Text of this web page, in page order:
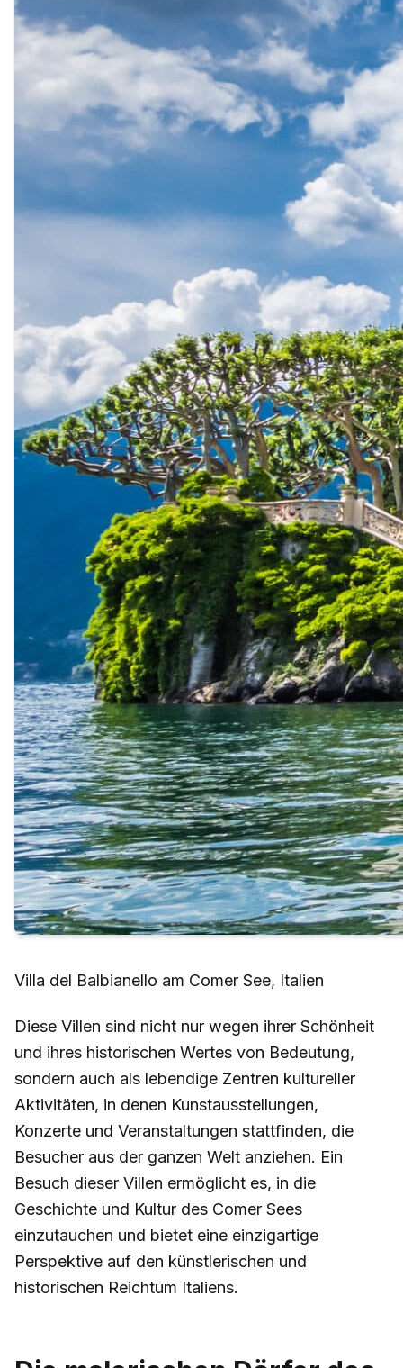
Villa del Balbianello am Comer See, Italien
Diese Villen sind nicht nur wegen ihrer Schönheit
und ihres historischen Wertes von Bedeutung,
sondern auch als lebendige Zentren kultureller
Aktivitäten, in denen Kunstausstellungen,
Konzerte und Veranstaltungen stattfinden, die
Besucher aus der ganzen Welt anziehen. Ein
Besuch dieser Villen ermöglicht es, in die
Geschichte und Kultur des Comer Sees
einzutauchen und bietet eine einzigartige
Perspektive auf den künstlerischen und
historischen Reichtum Italiens.